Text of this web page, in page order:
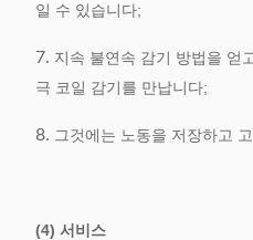
일 수 있습니다;
7. 지속 불연속 감기 방법을 얻
극 코일 감기를 만납니다;
8. 그것에는 노동을 저장하고
(4) 서비스